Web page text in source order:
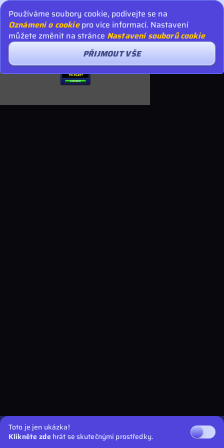
Toto je jen ukázka!
Klikněte zde hrát se skutečnými prostředky.
Používáme soubory cookie, podívejte se na
Oznámení o cookiepro více informací. Nastavení
můžete změnit na stránce Nastavení souborů cookie
PŘIJMOUT VŠE